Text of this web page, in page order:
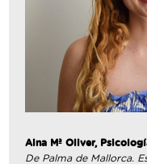
Aina Mª Oliver,
De Palma de Mallorca.